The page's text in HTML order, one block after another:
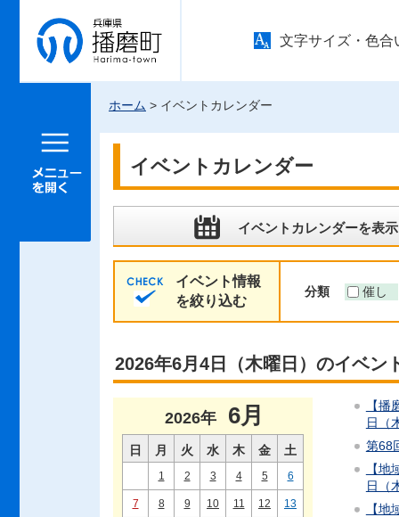
兵庫県 播
磨町
文字サイズ・色合
メニュー
ホーム > イベントカレンダー
イベントカレンダー
イベントカレンダーを表示
イベント情報
を絞り込む
分類 催し
2026年6月4日（木曜日）のイベン
2026年 6月
日 月 火 水 木 金 土
1 2 3 4 5 6
7 8 9 10 11 12 13
【
日（
第68
【
日（
【